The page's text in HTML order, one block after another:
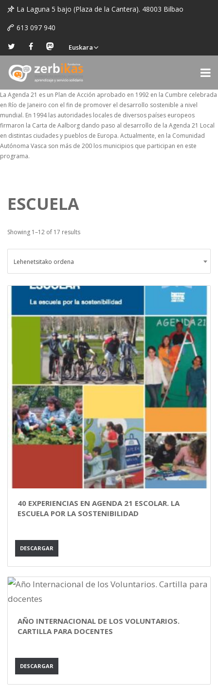
La Laguna 5 bajo (Plaza de la Cantera). 48003 Bilbao
613 097 940
Euskara
La Agenda 21 es un Plan de Acción aprobado en 1992 en la Cumbre celebrada
en Río de Janeiro con el fin de promover el desarrollo sostenible a nivel
mundial. En 1994 las autoridades locales de diversos países europeos
firmaron la Carta de Aalborg dando paso al desarrollo de la Agenda 21 Local
en distintas ciudades y pueblos de Europa. Actualmente, en la Comunidad
Autónoma Vasca son más de 200 los municipios que participan en este
programa.
ESCUELA
Showing 1–12 of 17 results
Lehenetsitako ordena
40 EXPERIENCIAS EN AGENDA 21 ESCOLAR. LA
ESCUELA POR LA SOSTENIBILIDAD
DESCARGAR
AÑO INTERNACIONAL DE LOS VOLUNTARIOS.
CARTILLA PARA DOCENTES
DESCARGAR